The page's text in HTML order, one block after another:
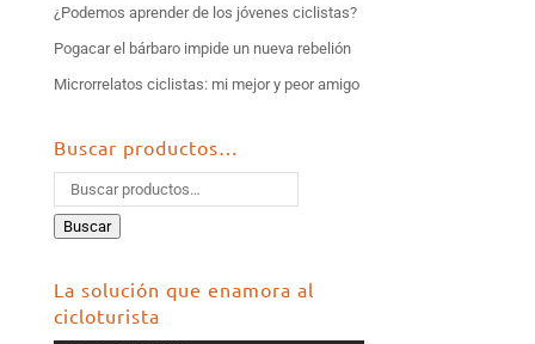
¿Podemos aprender de los jóvenes ciclistas?
Pogacar el bárbaro impide un nueva rebelión
Microrrelatos ciclistas: mi mejor y peor amigo
Buscar productos…
Buscar
La solución que enamora al
cicloturista